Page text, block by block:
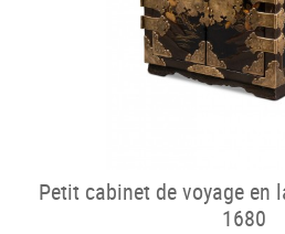
Petit cabinet de voyage en
1680